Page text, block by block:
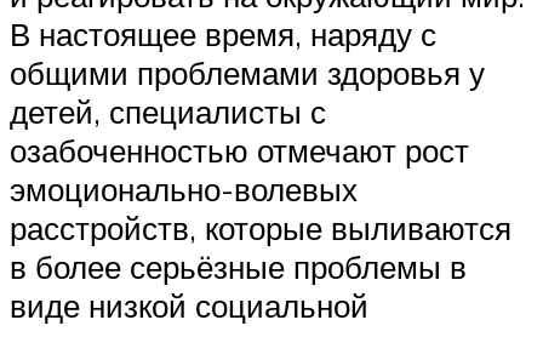
В настоящее время, наряду с
общими проблемами здоровья у
детей, специалисты с
озабоченностью отмечают рост
эмоционально-волевых
расстройств, которые выливаются
в более серьёзные проблемы в
виде низкой социальной